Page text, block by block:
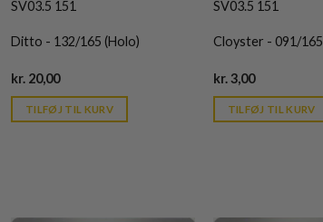
SV03.5 151
Ditto - 132/165 (Holo)
kr. 20,00Current
is:
kr. 39,95.
TILFØJ TIL KURV
SV03.5 151
Cloyster - 091/165
kr.3,00Current
is:
kr. 39,95.
TILFØJ TIL KURV